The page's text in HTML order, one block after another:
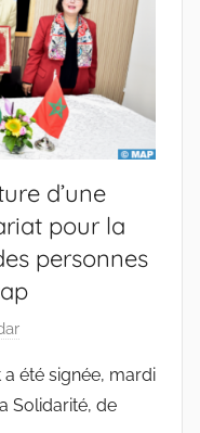
d’une
pour la
personnes
été signée, mardi
Solidarité, de